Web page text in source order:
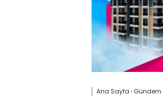
Ana Sayfa ›Gündem